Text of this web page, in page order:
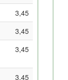
3,45
3,45
3,45
3,45